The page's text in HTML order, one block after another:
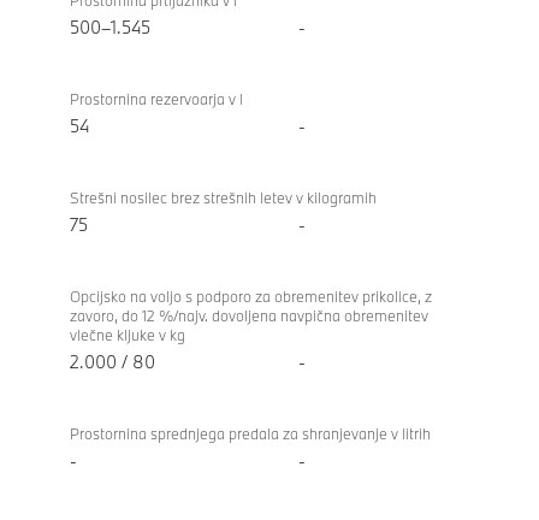
500–1.545 -
Prostornina rezervoarja v l
54 -
Strešni nosilec brez strešnih letev v kilogramih
75 -
Opcijsko na voljo s podporo za obremenitev prikolice, z
zavoro, do 12 %/najv. dovoljena navpična obremenitev
vlečne kljuke v kg
2.000 / 80 -
Prostornina sprednjega predala za shranjevanje v litrih
- -